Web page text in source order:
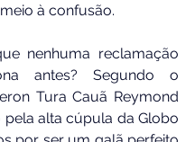
à confusão.
nenhuma reclamação
antes? Segundo o
Tura Cauã Reymond
pela alta cúpula da Globo